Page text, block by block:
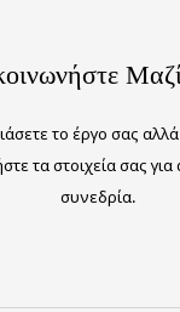
το έργο σας
τα στοιχεία σας
συνεδρία.